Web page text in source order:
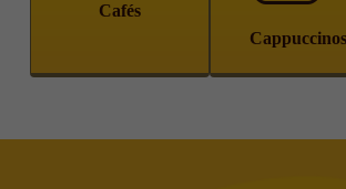
Cafés
Cappuccinos